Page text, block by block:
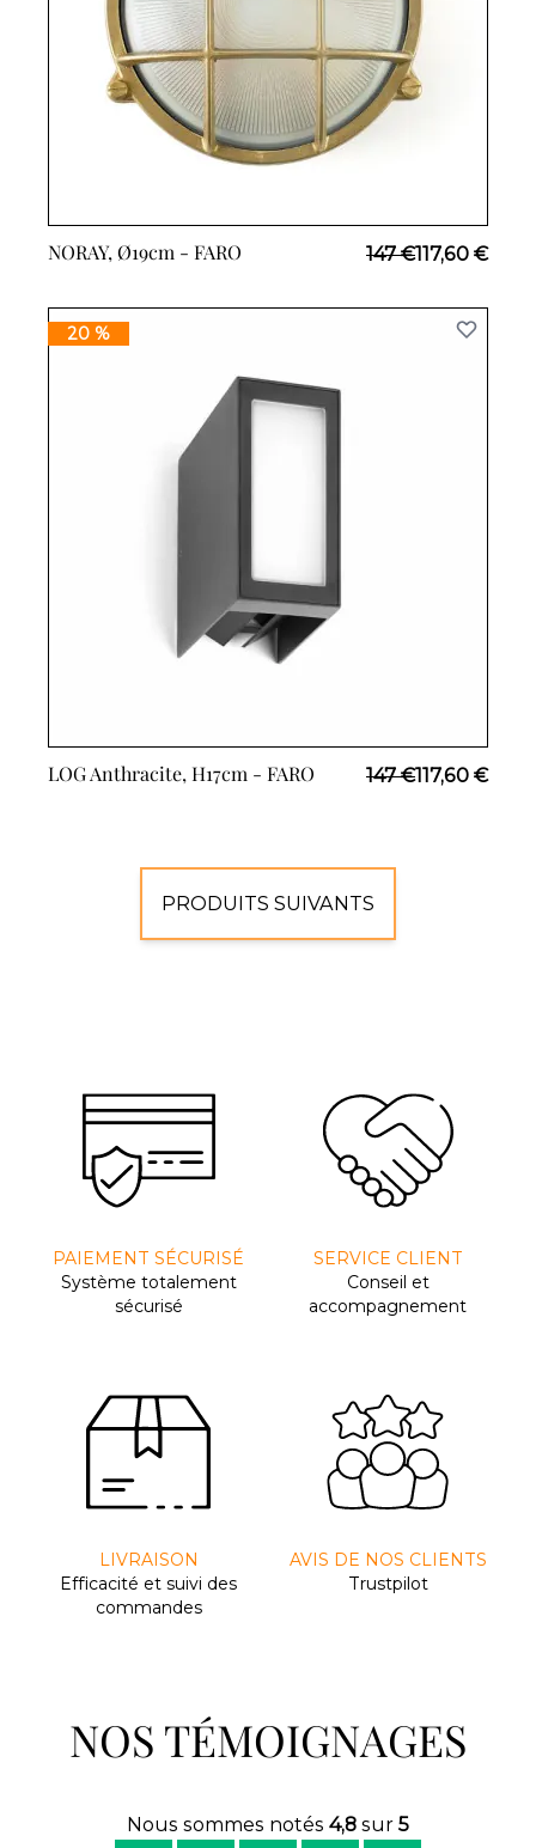
NORAY, Ø19cm - FARO 147 €Prix Spécial
117,60 €
20 %
LOG Anthracite, H17cm - FARO 147 €Prix Spécial
117,60 €
PRODUITS SUIVANTS
PAIEMENT SÉCURISÉ
Système totalement
sécurisé
SERVICE CLIENT
Conseil et
accompagnement
LIVRAISON
Efﬁcacité et suivi des
commandes
AVIS DE NOS CLIENTS
Trustpilot
NOS TÉMOIGNAGES
Nous sommes notés 4,8 sur 5